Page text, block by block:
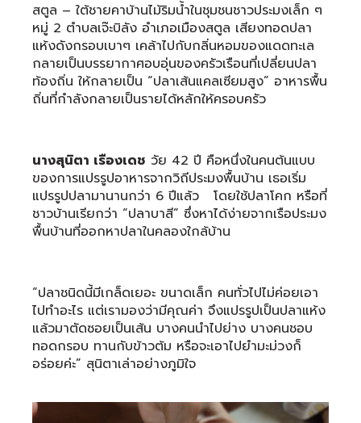
สตูล – ใต้ชายคาบ้านไม้ริมน้ำในชุมชนชาวประมงเล็ก ๆ
หมู่ 2 ตำบลเจ๊ะบิลัง อำเภอเมืองสตูล เสียงทอดปลา
แห้งดังกรอบเบาๆ เคล้าไปกับกลิ่นหอมของแดดทะเล
กลายเป็นบรรยากาศอบอุ่นของครัวเรือนที่เปลี่ยนปลา
ท้องถิ่น ให้กลายเป็น “ปลาเส้นแคลเซียมสูง” อาหารพื้น
ถิ่นที่กำลังกลายเป็นรายได้หลักให้ครอบครัว
นางสุนิตา เรืองเดช วัย 42 ปี คือหนึ่งในคนต้นแบบ
ของการแปรรูปอาหารจากวิถีประมงพื้นบ้าน เธอเริ่ม
แปรรูปปลามานานกว่า 6 ปีแล้ว โดยใช้ปลาโคก หรือที่
ชาวบ้านเรียกว่า “ปลาบาสี” ซึ่งหาได้ง่ายจากเรือประมง
พื้นบ้านที่ออกหาปลาในคลองใกล้บ้าน
“ปลาชนิดนี้มีเกล็ดเยอะ ขนาดเล็ก คนทั่วไปไม่ค่อยเอา
ไปทำอะไร แต่เรามองว่ามีคุณค่า จึงแปรรูปเป็นปลาแห้ง
แล้วมาตัดซอยเป็นเส้น บางคนนำไปย่าง บางคนชอบ
ทอดกรอบ ทานกับข้าวต้ม หรือจะเอาไปยำมะม่วงก็
อร่อยค่ะ” สุนิตาเล่าอย่างภูมิใจ